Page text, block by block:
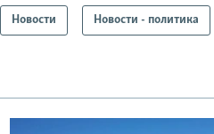
Новости Новости - политика